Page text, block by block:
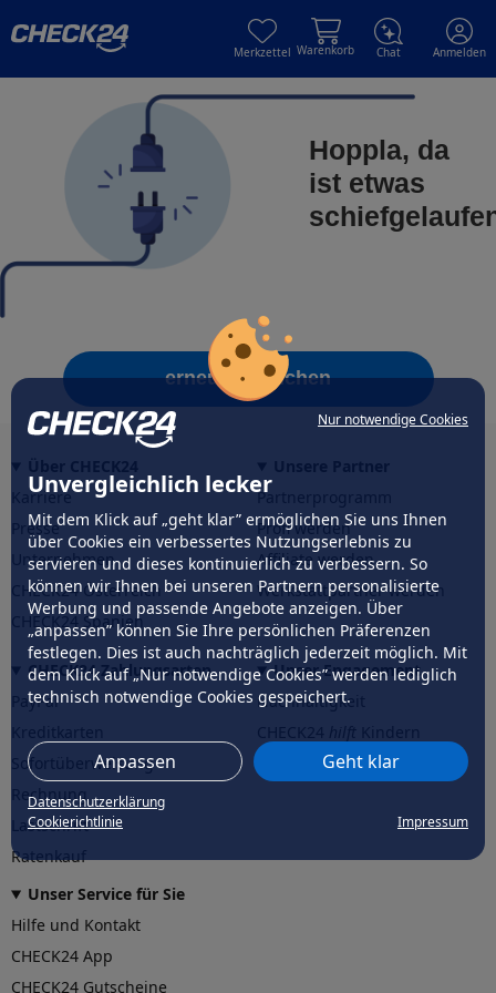
Nur notwendige Cookies
Unvergleichlich lecker
Mit dem Klick auf „geht klar” ermöglichen Sie uns Ihnen
über Cookies ein verbessertes Nutzungserlebnis zu
servieren und dieses kontinuierlich zu verbessern. So
können wir Ihnen bei unseren Partnern personalisierte
Werbung und passende Angebote anzeigen. Über
„anpassen” können Sie Ihre persönlichen Präferenzen
festlegen. Dies ist auch nachträglich jederzeit möglich. Mit
dem Klick auf „Nur notwendige Cookies” werden lediglich
technisch notwendige Cookies gespeichert.
Anpassen Geht klar
Datenschutzerklärung
Cookierichtlinie
Impressum
Merkzettel Warenkorb Chat Anmelden
Hoppla, da
ist etwas
erneut versuchen
Karriere
Presse
Unternehmen
CHECK24 Österreich
CHECK24 Spanien
Partnerprogramm
Profi werden
Affiliate werden
Werkstattpartner werden
CHECK24 Zahlungsarten
PayPal
Sofortüberweisung
Rechnung
Lastschrift
Ratenkauf
Unser Engagement
Nachhaltigkeit
CHECK24hilftder Natur
Unser Service für Sie
Hilfe und Kontakt
CHECK24 App
CHECK24 Gutscheine